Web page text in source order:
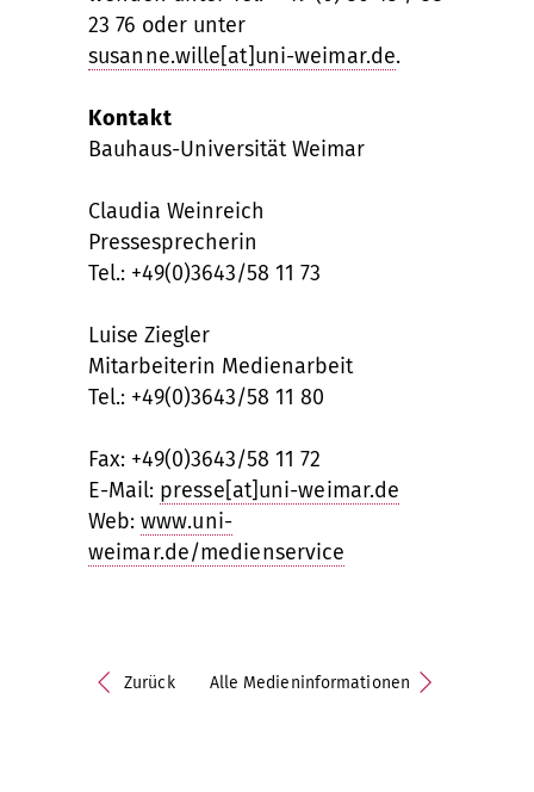
23 76 oder unter
susanne.wille[at]uni-weimar.de.
Kontakt
Bauhaus-Universität Weimar
Claudia Weinreich
Pressesprecherin
Tel.: +49(0)3643/58 11 73
Luise Ziegler
Mitarbeiterin Medienarbeit
Tel.: +49(0)3643/58 11 80
Fax: +49(0)3643/58 11 72
E-Mail: presse[at]uni-weimar.de
Web: www.uni-
weimar.de/medienservice
Zurück Alle Medieninformationen